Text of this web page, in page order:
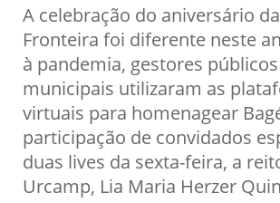
A celebração do aniversário
Fronteira foi diferente neste
à pandemia, gestores
municipais utilizaram as
virtuais para homenagear
participação de convidados
duas lives da sexta-feira, a
Urcamp, Lia Maria Herzer